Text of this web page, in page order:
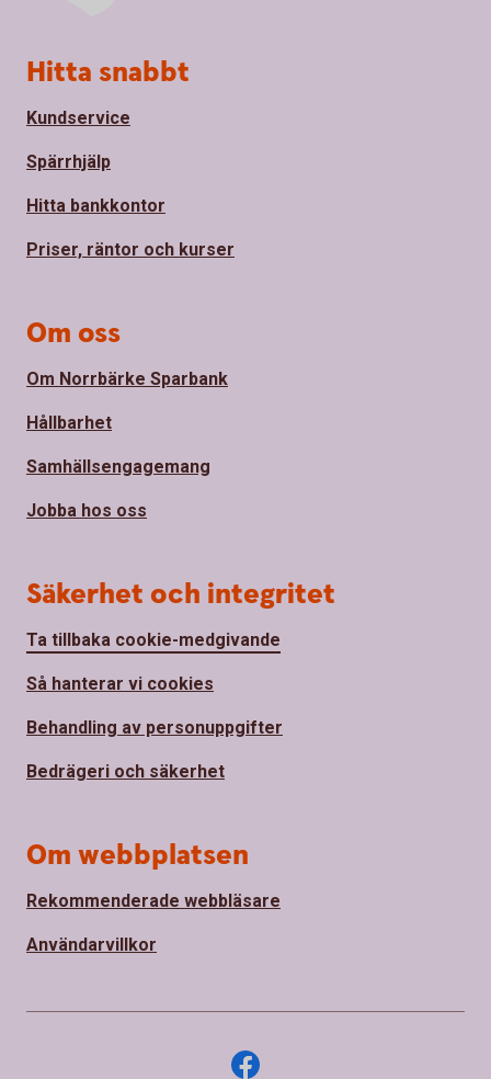
Sidfot
Hitta snabbt
Kundservice
Spärrhjälp
Hitta bankkontor
Priser, räntor och kurser
Om oss
Om Norrbärke Sparbank
Hållbarhet
Samhällsengagemang
Jobba hos oss
Säkerhet och integritet
Ta tillbaka cookie-medgivande
Så hanterar vi cookies
Behandling av personuppgifter
Bedrägeri och säkerhet
Om webbplatsen
Rekommenderade webbläsare
Användarvillkor